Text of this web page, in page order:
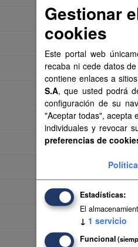
Gestionar
cookies
Este portal web
recaba ni cede datos
contiene enlaces a
S.A, que usted podrá
configuración de su
"Aceptar todas", acepta
individuales y revocar
preferencias de
Estadísticas
El
↓ 1 servicio
Funcional